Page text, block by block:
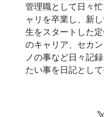
管理職として日々
ャリを卒業し、新
生をスタートした
のキャリア、セカ
ノの事など日々記
たい事を日記として